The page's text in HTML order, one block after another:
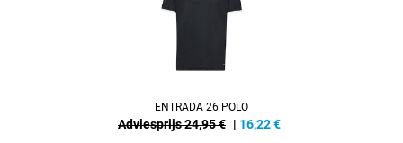
ENTRADA 26 POLO
Adviesprijs 24,95 € | 16,22€